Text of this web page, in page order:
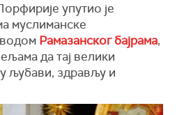
упутио је
муслиманске
Рамазанског бајрама,
да тај велики
љубави, здрављу и